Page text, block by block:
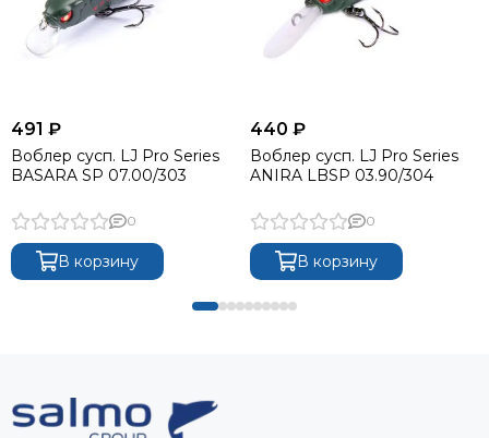
491 ₽
Воблер сусп. LJ Pro Series
BASARA SP 07.00/303
0
В корзину
440 ₽
Воблер сусп. LJ Pro Series
ANIRA LBSP 03.90/304
0
В корзину